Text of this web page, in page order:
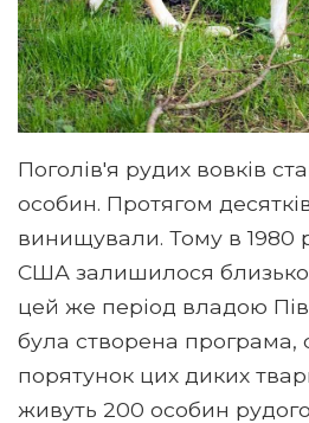
Поголів'я рудих вовків
особин. Протягом
винищували. Тому в 1980
США залишилося близько
цей же період владою
була створена програма,
порятунок цих диких
живуть 200 особин